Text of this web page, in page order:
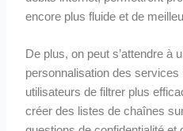
encore plus fluide et de
De plus, on peut s’attendre à
personnalisation des services
utilisateurs de filtrer plus
créer des listes de chaînes